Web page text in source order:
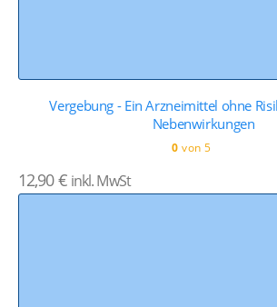
Vergebung - Ein Arzneimittel ohne
Nebenwirkungen
0 von 5
12,90€ inkl. MwSt